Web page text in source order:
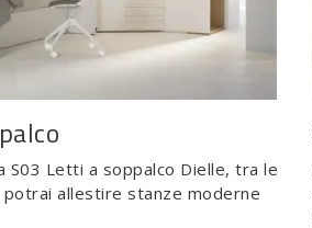
S03 Letti a soppalco Dielle, tra le
potrai allestire stanze moderne